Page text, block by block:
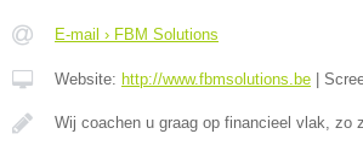
E-mail › FBM Solutions
Website: http://www.fbmsolutions.be
Wij coachen u graag op financieel vlak, zo